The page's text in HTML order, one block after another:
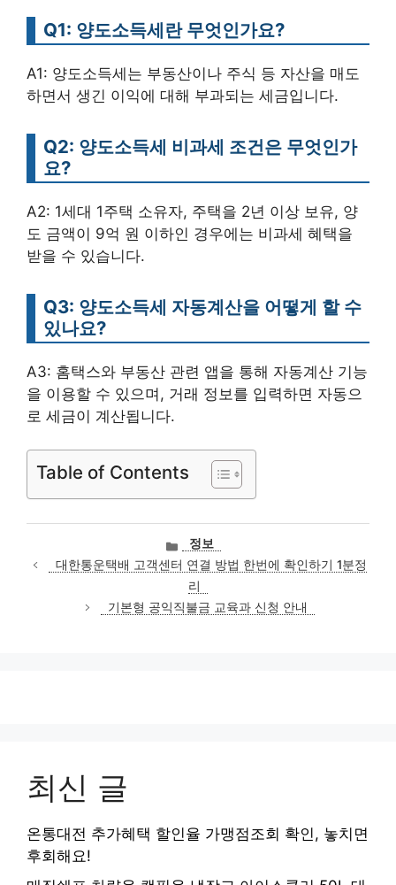
Q1: 양도소득세란 무엇인가요?
A1: 양도소득세는 부동산이나 주식 등 자산을 매도
하면서 생긴 이익에 대해 부과되는 세금입니다.
Q2: 양도소득세 비과세 조건은 무엇인가
요?
A2: 1세대 1주택 소유자, 주택을 2년 이상 보유, 양
도 금액이 9억 원 이하인 경우에는 비과세 혜택을
받을 수 있습니다.
Q3: 양도소득세 자동계산을 어떻게 할 수
있나요?
A3: 홈택스와 부동산 관련 앱을 통해 자동계산 기능
을 이용할 수 있으며, 거래 정보를 입력하면 자동으
로 세금이 계산됩니다.
Table of Contents
카
테
고
리
정보
대한통운택배 고객센터 연결 방법 한번에 확인하기 1분정
리
기본형 공익직불금 교육과 신청 안내
최신 글
온통대전 추가혜택 할인율 가맹점조회 확인, 놓치면
후회해요!